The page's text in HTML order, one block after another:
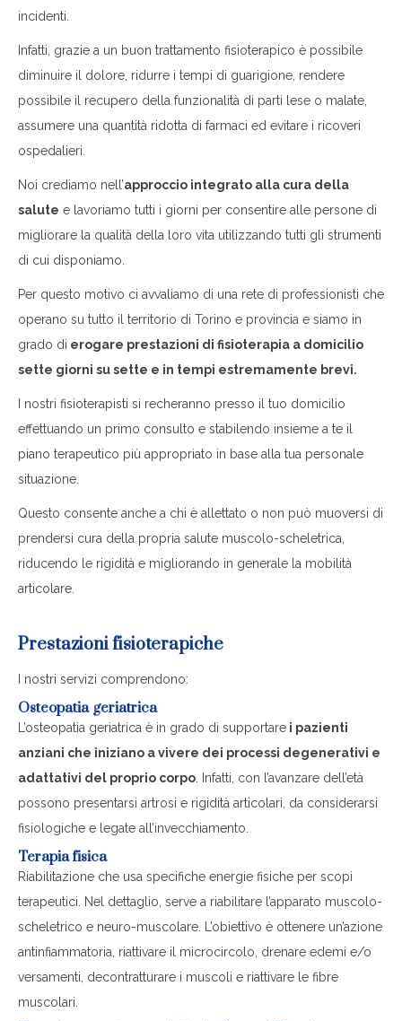
incidenti.
Infatti, grazie a un buon trattamento fisioterapico è possibile
diminuire il dolore, ridurre i tempi di guarigione, rendere
possibile il recupero della funzionalità di parti lese o malate,
assumere una quantità ridotta di farmaci ed evitare i ricoveri
ospedalieri.
Noi crediamo nell’approccio integrato alla cura della
salute e lavoriamo tutti i giorni per consentire alle persone di
migliorare la qualità della loro vita utilizzando tutti gli strumenti
di cui disponiamo.
Per questo motivo ci avvaliamo di una rete di professionisti che
operano su tutto il territorio di Torino e provincia e siamo in
grado di erogare prestazioni di fisioterapia a domicilio
sette giorni su sette e in tempi estremamente brevi.
I nostri fisioterapisti si recheranno presso il tuo domicilio
effettuando un primo consulto e stabilendo insieme a te il
piano terapeutico più appropriato in base alla tua personale
situazione.
Questo consente anche a chi è allettato o non può muoversi di
prendersi cura della propria salute muscolo-scheletrica,
riducendo le rigidità e migliorando in generale la mobilità
articolare.
Prestazioni fisioterapiche
I nostri servizi comprendono:
Osteopatia geriatrica
L’osteopatia geriatrica è in grado di supportare i pazienti
anziani che iniziano a vivere dei processi degenerativi e
adattativi del proprio corpo. Infatti, con l’avanzare dell’età
possono presentarsi artrosi e rigidità articolari, da considerarsi
fisiologiche e legate all’invecchiamento.
Terapia fisica
Riabilitazione che usa specifiche energie fisiche per scopi
terapeutici. Nel dettaglio, serve a riabilitare l’apparato muscolo-
scheletrico e neuro-muscolare. L’obiettivo è ottenere un’azione
antinfiammatoria, riattivare il microcircolo, drenare edemi e/o
versamenti, decontratturare i muscoli e riattivare le fibre
muscolari.